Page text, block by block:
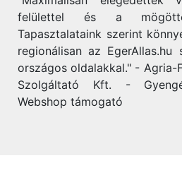
felülettel és a
Tapasztalataink szerint
regionálisan az EgerAllas.hu
országos oldalakkal." - Agria-
Szolgáltató Kft. -
Webshop támogató